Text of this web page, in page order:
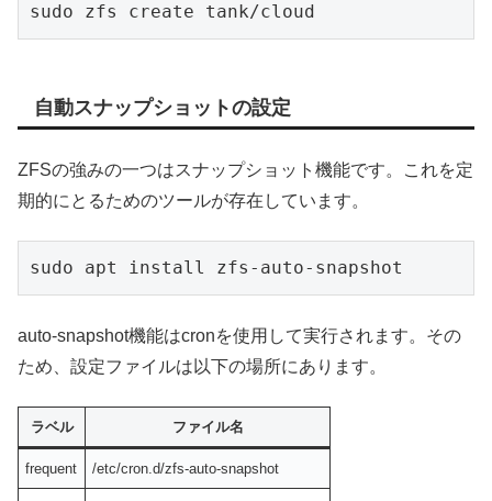
sudo zfs create tank/cloud
自動スナップショットの設定
ZFSの強みの一つはスナップショット機能です。これを定
期的にとるためのツールが存在しています。
sudo apt install zfs-auto-snapshot
auto-snapshot機能はcronを使用して実行されます。その
ため、設定ファイルは以下の場所にあります。
ラベル ファイル名
frequent /etc/cron.d/zfs-auto-snapshot